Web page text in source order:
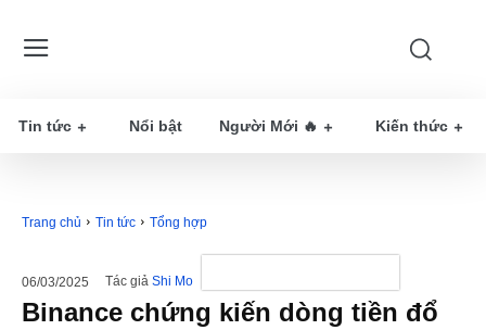
Tin tức Nổi bật Người Mới 🔥 Kiến thức
Trang chủ Tin tức Tổng hợp
06/03/2025 Tác giả Shi Mo
Binance chứng kiến ​​dòng tiền đổ